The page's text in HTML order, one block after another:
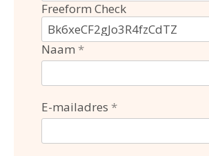
Freeform Check
Naam
E-mailadres